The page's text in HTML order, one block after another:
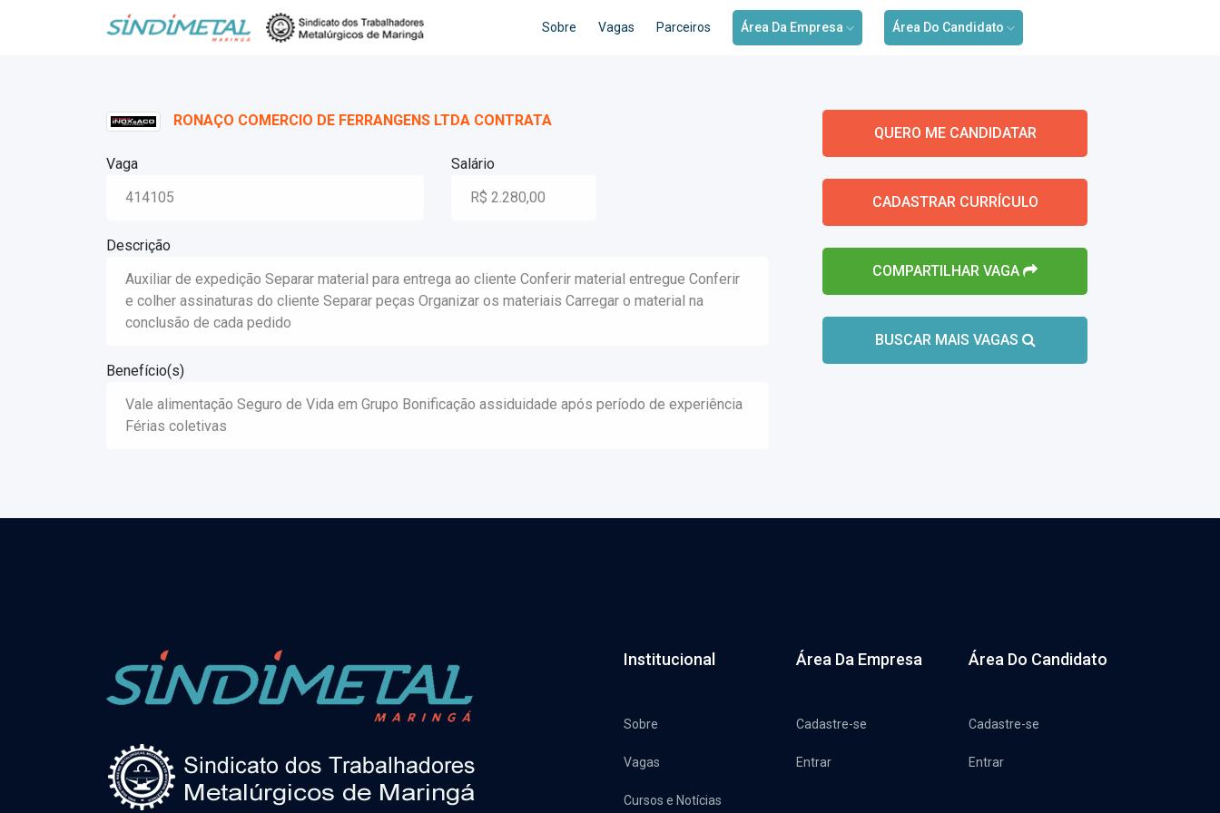
Sobre Vagas Parceiros Área Da Empresa Área Do Candidato
RONAÇO COMERCIO DE FERRANGENS LTDA CONTRATA
Vaga
414105
Salário
R$ 2.280,00
Descrição
Auxiliar de expedição Separar material para entrega ao cliente Conferir material entregue Conferir
e colher assinaturas do cliente Separar peças Organizar os materiais Carregar o material na
conclusão de cada pedido
Benefício(s)
Vale alimentação Seguro de Vida em Grupo Bonificação assiduidade após período de experiência
Férias coletivas
QUERO ME CANDIDATAR
CADASTRAR CURRÍCULO
COMPARTILHAR VAGA
BUSCAR MAIS VAGAS
Institucional
Sobre
Vagas
Cursos e Notícias
Área Da Empresa
Cadastre-se
Entrar
Área Do Candidato
Cadastre-se
Entrar